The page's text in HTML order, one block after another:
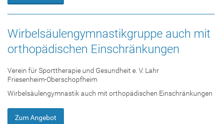
Wirbelsäulengymnastikgruppe auch mit
orthopädischen Einschränkungen
Verein für Sporttherapie und Gesundheit e. V. Lahr
Friesenheim-Oberschopfheim
Wirbelsäulengymnastik auch mit orthopädischen Einschränkungen
Zum Angebot